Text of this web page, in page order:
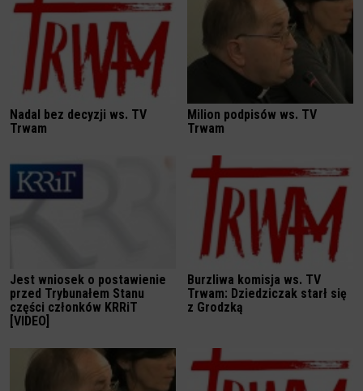
Nadal bez decyzji ws. TV
Trwam
Milion podpisów ws. TV
Trwam
Jest wniosek o postawienie
przed Trybunałem Stanu
części członków KRRiT
[VIDEO]
Burzliwa komisja ws. TV
Trwam: Dziedziczak starł się
z Grodzką